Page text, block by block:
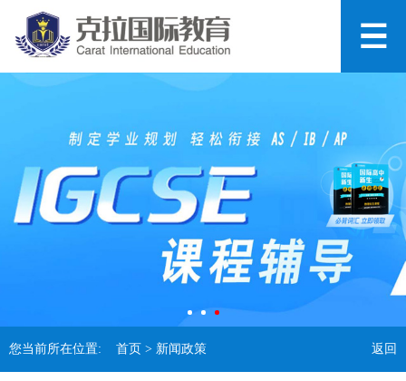
您当前所在位置: 首页 > 新闻政策 返回